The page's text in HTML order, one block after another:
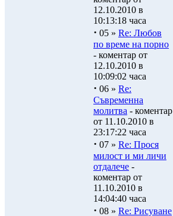
12.10.2010 в
10:13:18 часа
· 05 » Re: Любов
по време на порно
- коментар от
12.10.2010 в
10:09:02 часа
· 06 » Re:
Съвременна
молитва - коментар
от 11.10.2010 в
23:17:22 часа
· 07 » Re: Прося
милост и ми личи
отдалече -
коментар от
11.10.2010 в
14:04:40 часа
· 08 » Re: Рисуване